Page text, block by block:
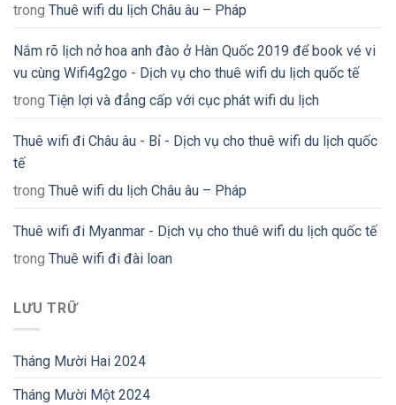
trong Thuê wifi du lịch Châu âu – Pháp
Nắm rõ lịch nở hoa anh đào ở Hàn Quốc 2019 để book vé vi
vu cùng Wifi4g2go - Dịch vụ cho thuê wifi du lịch quốc tế
trong Tiện lợi và đẳng cấp với cục phát wifi du lịch
Thuê wifi đi Châu âu - Bỉ - Dịch vụ cho thuê wifi du lịch quốc
tế
trong Thuê wifi du lịch Châu âu – Pháp
Thuê wifi đi Myanmar - Dịch vụ cho thuê wifi du lịch quốc tế
trong Thuê wifi đi đài loan
LƯU TRỮ
Tháng Mười Hai 2024
Tháng Mười Một 2024